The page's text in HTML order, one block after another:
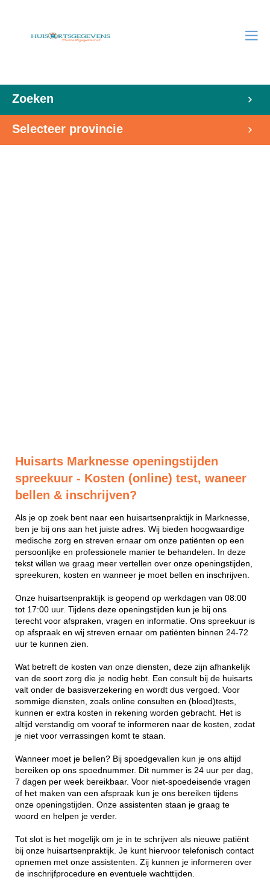
Zoeken
Selecteer provincie
Huisarts Marknesse openingstijden
spreekuur - Kosten (online) test, waneer
bellen & inschrijven?
Als je op zoek bent naar een huisartsenpraktijk in Marknesse,
ben je bij ons aan het juiste adres. Wij bieden hoogwaardige
medische zorg en streven ernaar om onze patiënten op een
persoonlijke en professionele manier te behandelen. In deze
tekst willen we graag meer vertellen over onze openingstijden,
spreekuren, kosten en wanneer je moet bellen en inschrijven.
Onze huisartsenpraktijk is geopend op werkdagen van 08:00
tot 17:00 uur. Tijdens deze openingstijden kun je bij ons
terecht voor afspraken, vragen en informatie. Ons spreekuur is
op afspraak en wij streven ernaar om patiënten binnen 24-72
uur te kunnen zien.
Wat betreft de kosten van onze diensten, deze zijn afhankelijk
van de soort zorg die je nodig hebt. Een consult bij de huisarts
valt onder de basisverzekering en wordt dus vergoed. Voor
sommige diensten, zoals online consulten en (bloed)tests,
kunnen er extra kosten in rekening worden gebracht. Het is
altijd verstandig om vooraf te informeren naar de kosten, zodat
je niet voor verrassingen komt te staan.
Wanneer moet je bellen? Bij spoedgevallen kun je ons altijd
bereiken op ons spoednummer. Dit nummer is 24 uur per dag,
7 dagen per week bereikbaar. Voor niet-spoedeisende vragen
of het maken van een afspraak kun je ons bereiken tijdens
onze openingstijden. Onze assistenten staan je graag te
woord en helpen je verder.
Tot slot is het mogelijk om je in te schrijven als nieuwe patiënt
bij onze huisartsenpraktijk. Je kunt hiervoor telefonisch contact
opnemen met onze assistenten. Zij kunnen je informeren over
de inschrijfprocedure en eventuele wachttijden.